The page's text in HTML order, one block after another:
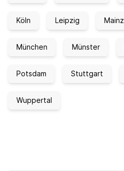
Köln Leipzig Mainz
München Münster
Potsdam Stuttgart
Wuppertal